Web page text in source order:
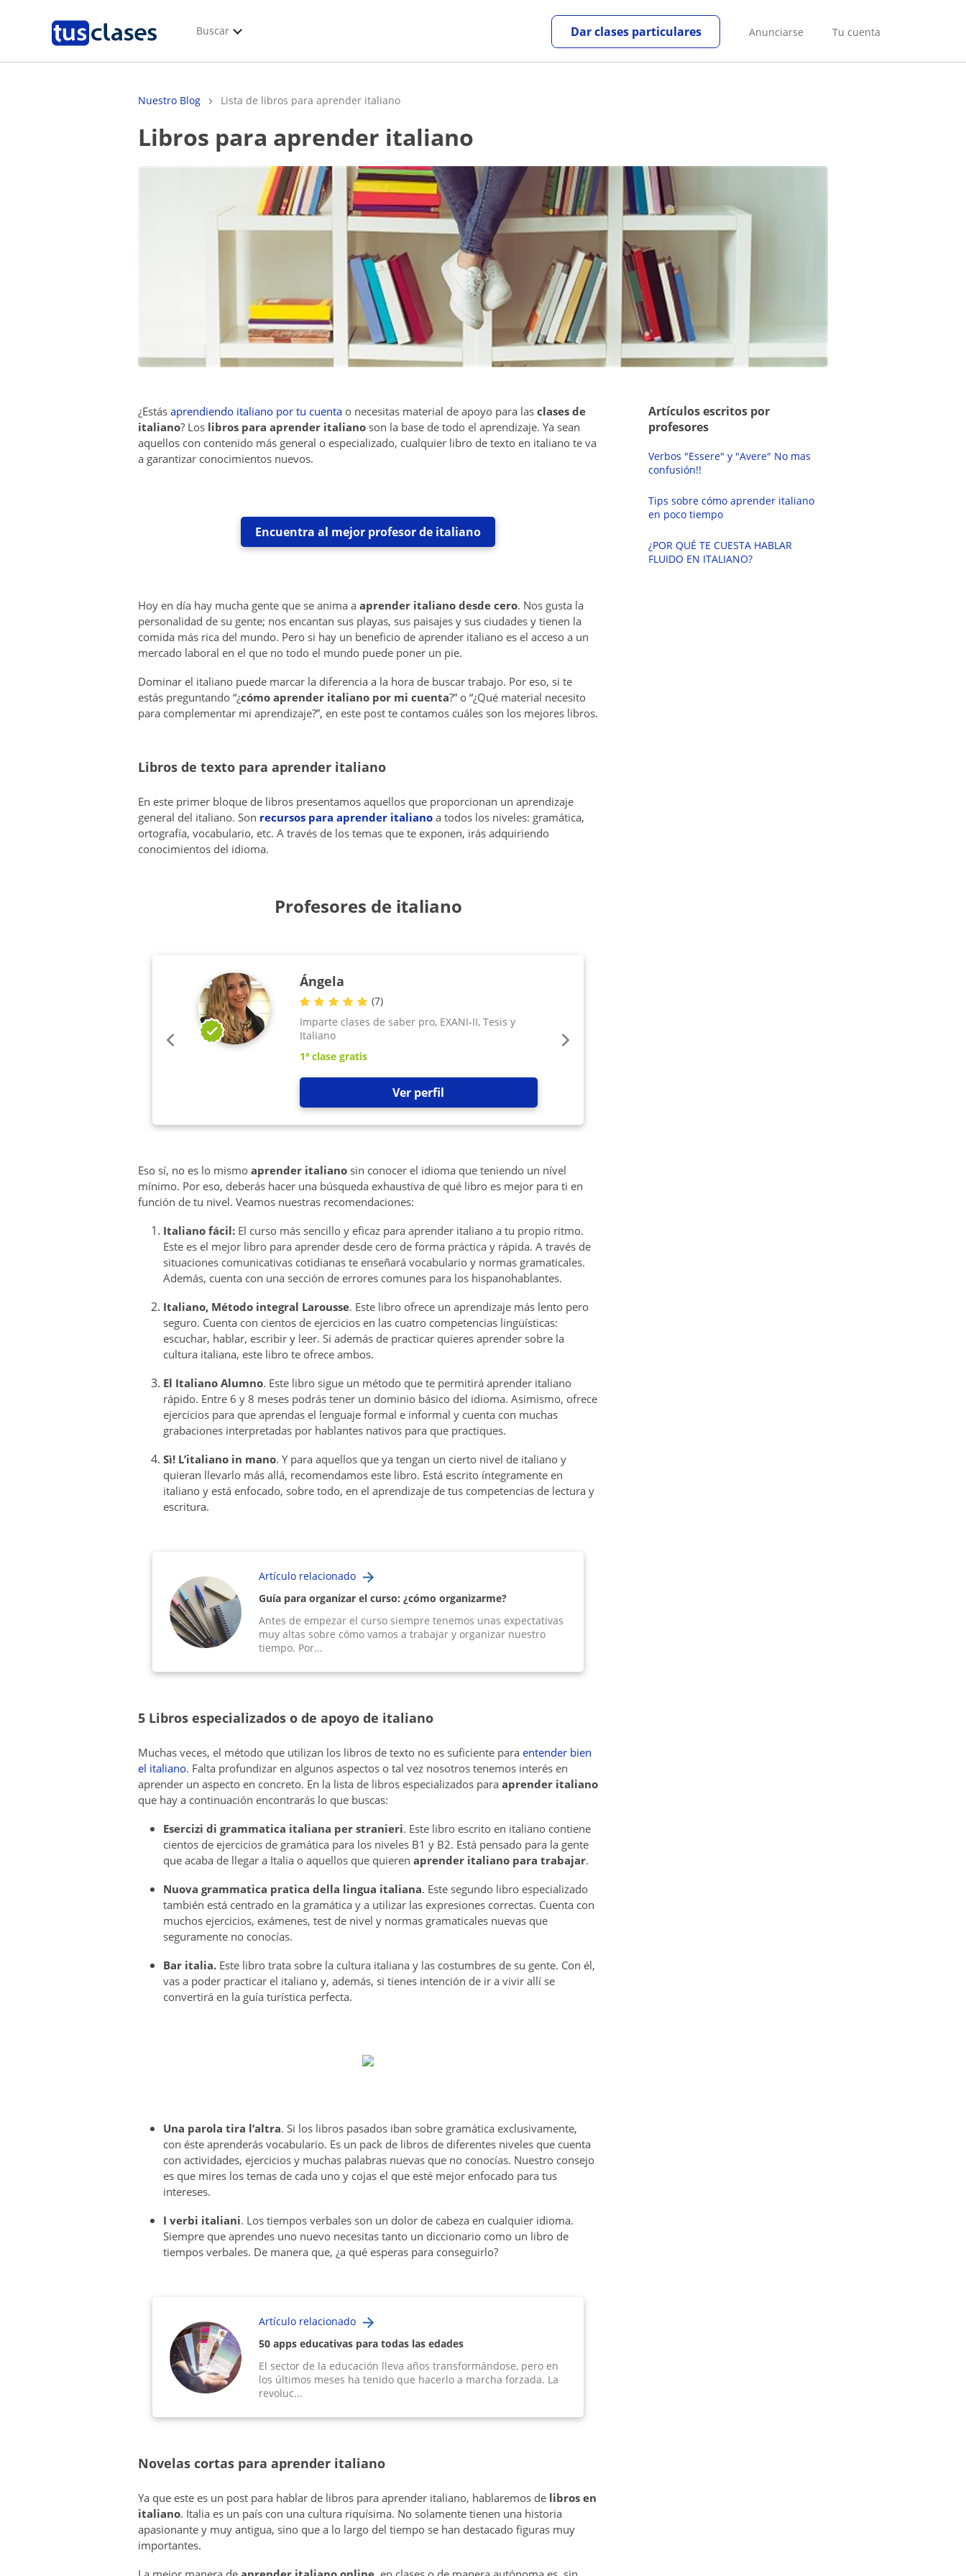
Buscar Anunciarse Tu cuenta
Dar clases particulares
Nuestro Blog Lista de libros para aprender italiano
Libros para aprender italiano
¿Estás aprendiendo italiano por tu cuenta o necesitas material de apoyo para las clases de
italiano? Los libros para aprender italiano son la base de todo el aprendizaje. Ya sean
aquellos con contenido más general o especializado, cualquier libro de texto en italiano te va
a garantizar conocimientos nuevos.
Encuentra al mejor profesor de italiano
Hoy en día hay mucha gente que se anima a aprender italiano desde cero. Nos gusta la
personalidad de su gente; nos encantan sus playas, sus paisajes y sus ciudades y tienen la
comida más rica del mundo. Pero si hay un beneficio de aprender italiano es el acceso a un
mercado laboral en el que no todo el mundo puede poner un pie.
Dominar el italiano puede marcar la diferencia a la hora de buscar trabajo. Por eso, si te
estás preguntando “¿cómo aprender italiano por mi cuenta?” o “¿Qué material necesito
para complementar mi aprendizaje?”, en este post te contamos cuáles son los mejores libros.
Libros de texto para aprender italiano
En este primer bloque de libros presentamos aquellos que proporcionan un aprendizaje
general del italiano. Son recursos para aprender italiano a todos los niveles: gramática,
ortografía, vocabulario, etc. A través de los temas que te exponen, irás adquiriendo
conocimientos del idioma.
Profesores de italiano
Ángela
(7)
Imparte clases de saber pro, EXANI-II, Tesis y
Italiano
1ª clase gratis
Ver perfil
Eso sí, no es lo mismo aprender italiano sin conocer el idioma que teniendo un nível
mínimo. Por eso, deberás hacer una búsqueda exhaustiva de qué libro es mejor para ti en
función de tu nivel. Veamos nuestras recomendaciones:
Italiano fácil: El curso más sencillo y eficaz para aprender italiano a tu propio ritmo.
Este es el mejor libro para aprender desde cero de forma práctica y rápida. A través de
situaciones comunicativas cotidianas te enseñará vocabulario y normas gramaticales.
Además, cuenta con una sección de errores comunes para los hispanohablantes.
Italiano, Método integral Larousse. Este libro ofrece un aprendizaje más lento pero
seguro. Cuenta con cientos de ejercicios en las cuatro competencias lingüísticas:
escuchar, hablar, escribir y leer. Si además de practicar quieres aprender sobre la
cultura italiana, este libro te ofrece ambos.
El Italiano Alumno. Este libro sigue un método que te permitirá aprender italiano
rápido. Entre 6 y 8 meses podrás tener un dominio básico del idioma. Asimismo, ofrece
ejercicios para que aprendas el lenguaje formal e informal y cuenta con muchas
grabaciones interpretadas por hablantes nativos para que practiques.
Sì! L’italiano in mano. Y para aquellos que ya tengan un cierto nivel de italiano y
quieran llevarlo más allá, recomendamos este libro. Está escrito íntegramente en
italiano y está enfocado, sobre todo, en el aprendizaje de tus competencias de lectura y
escritura.
Artículo relacionado
Guía para organizar el curso: ¿cómo organizarme?
Antes de empezar el curso siempre tenemos unas expectativas
muy altas sobre cómo vamos a trabajar y organizar nuestro
tiempo. Por...
5 Libros especializados o de apoyo de italiano
Muchas veces, el método que utilizan los libros de texto no es suficiente para entender bien
el italiano. Falta profundizar en algunos aspectos o tal vez nosotros tenemos interés en
aprender un aspecto en concreto. En la lista de libros especializados para aprender italiano
que hay a continuación encontrarás lo que buscas:
Esercizi di grammatica italiana per stranieri. Este libro escrito en italiano contiene
cientos de ejercicios de gramática para los niveles B1 y B2. Está pensado para la gente
que acaba de llegar a Italia o aquellos que quierenaprender italiano para trabajar.
Nuova grammatica pratica della lingua italiana. Este segundo libro especializado
también está centrado en la gramática y a utilizar las expresiones correctas. Cuenta con
muchos ejercicios, exámenes, test de nivel y normas gramaticales nuevas que
seguramente no conocías.
Bar italia. Este libro trata sobre la cultura italiana y las costumbres de su gente. Con él,
vas a poder practicar el italiano y, además, si tienes intención de ir a vivir allí se
convertirá en la guía turística perfecta.
Una parola tira l’altra. Si los libros pasados iban sobre gramática exclusivamente,
con éste aprenderás vocabulario. Es un pack de libros de diferentes niveles que cuenta
con actividades, ejercicios y muchas palabras nuevas que no conocías. Nuestro consejo
es que mires los temas de cada uno y cojas el que esté mejor enfocado para tus
intereses.
I verbi italiani. Los tiempos verbales son un dolor de cabeza en cualquier idioma.
Siempre que aprendes uno nuevo necesitas tanto un diccionario como un libro de
tiempos verbales. De manera que, ¿a qué esperas para conseguirlo?
Artículo relacionado
50 apps educativas para todas las edades
El sector de la educación lleva años transformándose, pero en
los últimos meses ha tenido que hacerlo a marcha forzada. La
revoluc...
Novelas cortas para aprender italiano
Ya que este es un post para hablar de libros para aprender italiano, hablaremos de libros en
italiano. Italia es un país con una cultura riquísima. No solamente tienen una historia
apasionante y muy antigua, sino que a lo largo del tiempo se han destacado figuras muy
importantes.
Artículos escritos por
profesores
Verbos "Essere" y "Avere" No mas
confusión!!
Tips sobre cómo aprender italiano
en poco tiempo
¿POR QUÉ TE CUESTA HABLAR
FLUIDO EN ITALIANO?